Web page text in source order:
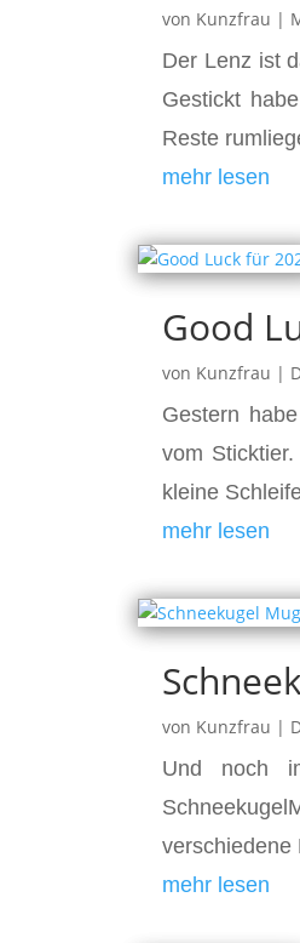
von Kunzfrau |
Der Lenz ist
Gestickt
Reste
mehr lesen
Good
von Kunzfrau |
Gestern
vom
kleine
mehr lesen
von Kunzfrau |
Und noch
verschiedene
mehr lesen